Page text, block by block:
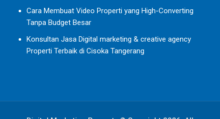
Cara Membuat Video Properti yang High-Converting
Tanpa Budget Besar
Konsultan Jasa Digital marketing & creative agency
Properti Terbaik di Cisoka Tangerang